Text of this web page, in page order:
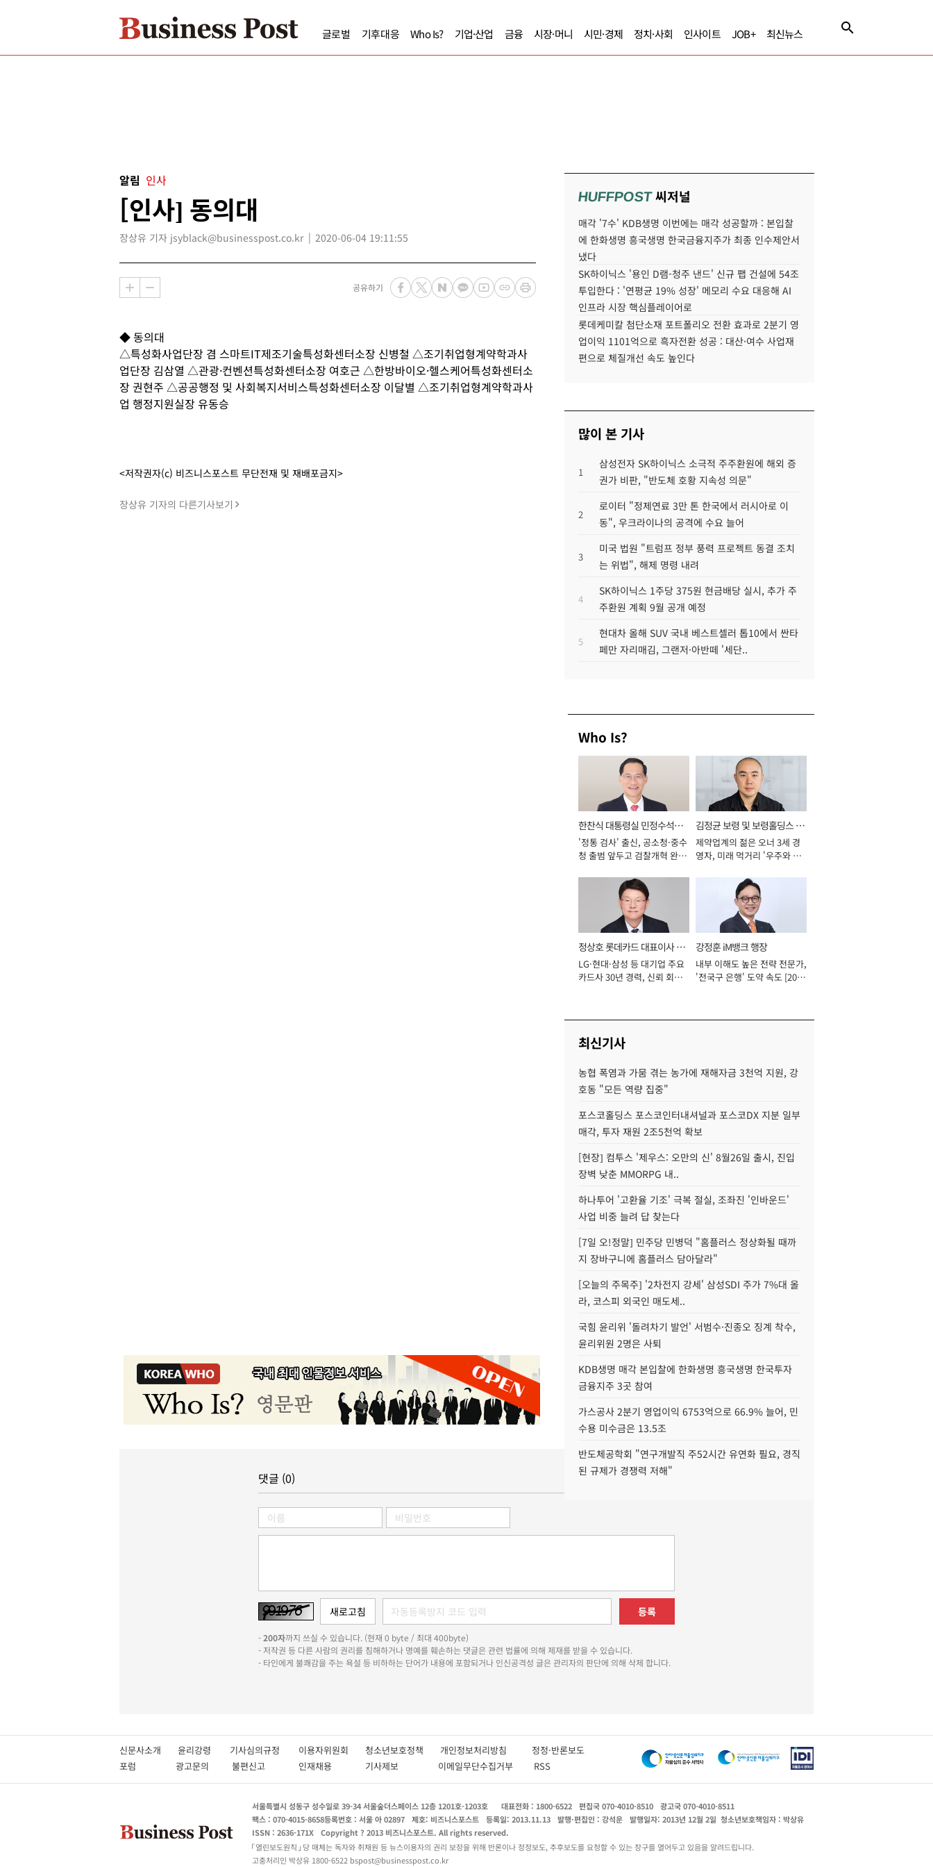
글로벌 기후대응 Who Is? 기업·산업 금융 시장·머니 시민·경제 정치·사회 인사이트 JOB+ 최신뉴스
알림 인사
[인사] 동의대
장상유 기자 jsyblack@businesspost.co.kr 2020-06-04 19:11:55
공유하기
◆ 동의대
△특성화사업단장 겸 스마트IT제조기술특성화센터소장 신병철 △조기취업형계약학과사
업단장 김삼열 △관광·컨벤션특성화센터소장 여호근 △한방바이오·헬스케어특성화센터소
장 권현주 △공공행정 및 사회복지서비스특성화센터소장 이달별 △조기취업형계약학과사
업 행정지원실장 유동승
<저작권자(c) 비즈니스포스트 무단전재 및 재배포금지>
장상유 기자의 다른기사보기
HUFFPOST씨저널
매각 '7수' KDB생명 이번에는 매각 성공할까 : 본입찰
에 한화생명 흥국생명 한국금융지주가 최종 인수제안서
냈다
SK하이닉스 '용인 D램-청주 낸드' 신규 팹 건설에 54조
투입한다 : '연평균 19% 성장' 메모리 수요 대응해 AI
인프라 시장 핵심플레이어로
롯데케미칼 첨단소재 포트폴리오 전환 효과로 2분기 영
업이익 1101억으로 흑자전환 성공 : 대산·여수 사업재
편으로 체질개선 속도 높인다
많이 본 기사
1
삼성전자 SK하이닉스 소극적 주주환원에 해외 증
권가 비판, "반도체 호황 지속성 의문"
2
로이터 "정제연료 3만 톤 한국에서 러시아로 이
동", 우크라이나의 공격에 수요 늘어
3
미국 법원 "트럼프 정부 풍력 프로젝트 동결 조치
는 위법", 해제 명령 내려
4
SK하이닉스 1주당 375원 현금배당 실시, 추가 주
주환원 계획 9월 공개 예정
5
현대차 올해 SUV 국내 베스트셀러 톱10에서 싼타
페만 자리매김, 그랜저·아반떼 '세단..
Who Is?
한찬식 대통령실 민정수석비
서관
'정통 검사' 출신, 공소청·중수
청 출범 앞두고 검찰개혁 완수
김정균 보령 및 보령홀딩스 대
표이사 사장
제약업계의 젊은 오너 3세 경
영자, 미래 먹거리 '우주와 헬
정상호 롯데카드 대표이사 사
장
LG·현대·삼성 등 대기업 주요
카드사 30년 경력, 신뢰 회복
강정훈 iM뱅크 행장
내부 이해도 높은 전략 전문가,
'전국구 은행' 도약 속도 [2026
최신기사
농협 폭염과 가뭄 겪는 농가에 재해자금 3천억 지원, 강
호동 "모든 역량 집중"
포스코홀딩스 포스코인터내셔널과 포스코DX 지분 일부
매각, 투자 재원 2조5천억 확보
[현장] 컴투스 '제우스: 오만의 신' 8월26일 출시, 진입
장벽 낮춘 MMORPG 내..
하나투어 '고환율 기조' 극복 절실, 조좌진 '인바운드'
사업 비중 늘려 답 찾는다
[7일 오!정말] 민주당 민병덕 "홈플러스 정상화될 때까
지 장바구니에 홈플러스 담아달라"
[오늘의 주목주] '2차전지 강세' 삼성SDI 주가 7%대 올
라, 코스피 외국인 매도세..
국힘 윤리위 '돌려차기 발언' 서범수·진종오 징계 착수,
윤리위원 2명은 사퇴
KDB생명 매각 본입찰에 한화생명 흥국생명 한국투자
금융지주 3곳 참여
가스공사 2분기 영업이익 6753억으로 66.9% 늘어, 민
수용 미수금은 13.5조
반도체공학회 "연구개발직 주52시간 유연화 필요, 경직
된 규제가 경쟁력 저해"
댓글 (0)
등록
-200자까지 쓰실 수 있습니다. (현재 0 byte / 최대 400byte)
- 저작권 등 다른 사람의 권리를 침해하거나 명예를 훼손하는 댓글은 관련 법률에 의해 제재를 받을 수 있습니다.
- 타인에게 불쾌감을 주는 욕설 등 비하하는 단어가 내용에 포함되거나 인신공격성 글은 관리자의 판단에 의해 삭제 합니다.
신문사소개 윤리강령 기사심의규정 이용자위원회 청소년보호정책 개인정보처리방침 정정·반론보도
포럼
광고문의 불편신고 인재채용 기사제보 이메일무단수집거부 RSS
서울특별시 성동구 성수일로 39-34 서울숲더스페이스 12층 1201호-1203호 대표전화 : 1800-6522 편집국 070-4010-8510
광고국 070-4010-8511
팩스 : 070-4015-8658등록번호 : 서울 아 02897 제호: 비즈니스포스트 등록일: 2013.11.13 발행·편집인 : 강석운 발행일자: 2013년 12월 2일 청소년보호책임자 : 박상유
ISSN : 2636-171X
Copyright ? 2013 비즈니스포스트. All rights reserved.
열린보도원칙
당 매체는 독자와 취재원 등 뉴스이용자의 권리 보장을 위해 반론이나 정정보도, 추후보도를 요청할 수 있는 창구를 열어두고 있음을 알려드립니다.
고충처리인 박상유 1800-6522 bspost@businesspost.co.kr